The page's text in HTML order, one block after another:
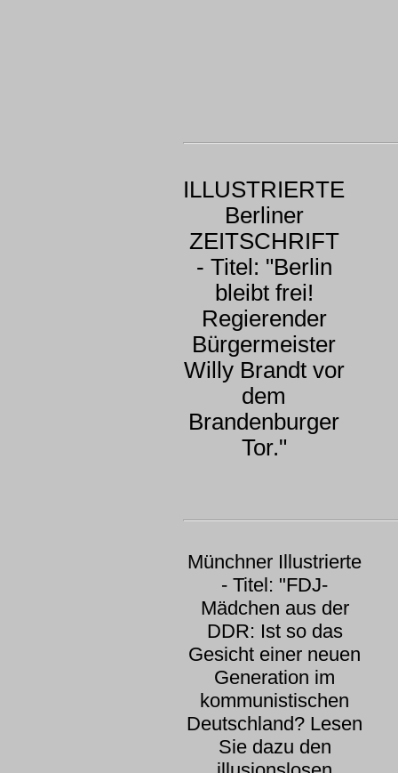
ILLUSTRIERTE
Berliner
ZEITSCHRIFT
- Titel: "Berlin
bleibt frei!
Regierender
Bürgermeister
Willy Brandt vor
dem
Brandenburger
Tor."
Münchner Illustrierte
- Titel: "FDJ-
Mädchen aus der
DDR: Ist so das
Gesicht einer neuen
Generation im
kommunistischen
Deutschland? Lesen
Sie dazu den